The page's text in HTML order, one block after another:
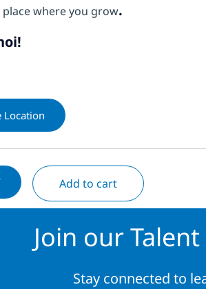
where you grow.
Location
Add to cart
Join our
Stay connected to